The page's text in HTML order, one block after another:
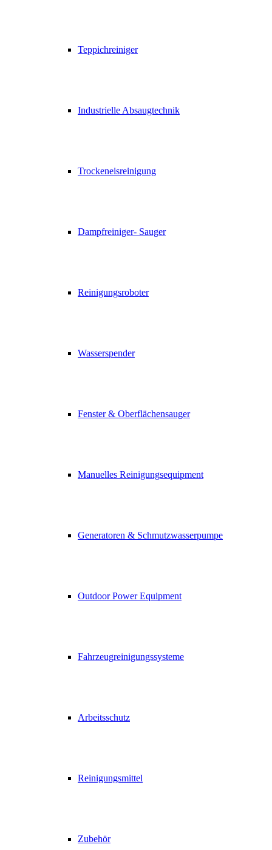
Teppichreiniger
Industrielle Absaugtechnik
Trockeneisreinigung
Dampfreiniger- Sauger
Reinigungsroboter
Wasserspender
Fenster & Oberflächensauger
Manuelles Reinigungsequipment
Generatoren & Schmutzwasserpumpe
Outdoor Power Equipment
Fahrzeugreinigungssysteme
Arbeitsschutz
Reinigungsmittel
Zubehör